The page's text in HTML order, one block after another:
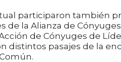
participaron también
de la Alianza de
de Cónyuges de
distintos pasajes de la